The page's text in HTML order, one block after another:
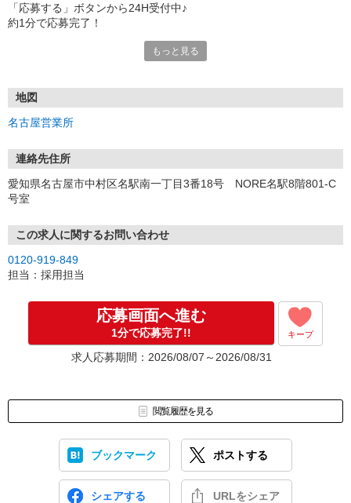
「応募する」ボタンから24H受付中♪
約1分で応募完了！
①応募から3営業日を目安に、メールorお電話でご連絡します。
★スマホでWEB面接（LINEなど）・出張面接・事務所面接と選べま
す
③面接実施（履歴書不要）
④勤務開始（スタート日は応相談）
お気軽にご応募ください♪
もっと見る
地図
名古屋営業所
連絡先住所
愛知県名古屋市中村区名駅南一丁目3番18号 NORE名駅8階801-C
号室
この求人に関するお問い合わせ
0120-919-849
担当：採用担当
応募画面へ進む
1分で応募完了!! キープ
求人応募期間：2026/08/07～2026/08/31
閲覧履歴を見る
ブックマーク ポストする
シェアする URLをシェア